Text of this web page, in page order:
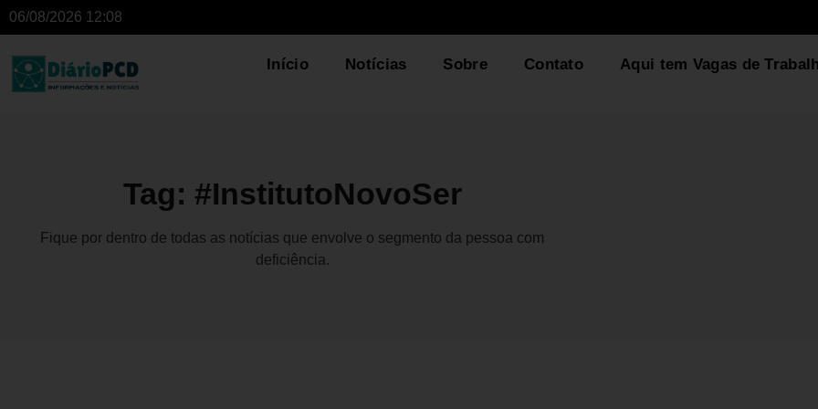
06/08/2026 12:08
Início Notícias Sobre Contato Aqui tem Vagas de
Tag: #InstitutoNovoSer
Fique por dentro de todas as notícias que envolve o segmento da pessoa com
deficiência.